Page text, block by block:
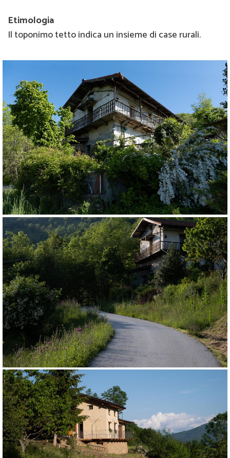
Etimologia
Il toponimo tetto indica un insieme di case rurali.